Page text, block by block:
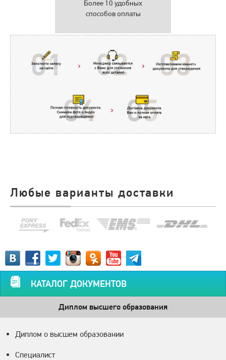
Более 10 удобных
способов оплаты
Любые варианты доставки
КАТАЛОГ ДОКУМЕНТОВ
Диплом высшего образования
Диплом о высшем образовании
Специалист